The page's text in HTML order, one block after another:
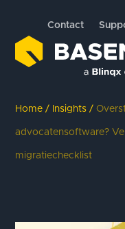
Contact
Home / Insights /
advocatensoftware?
migratiechecklist